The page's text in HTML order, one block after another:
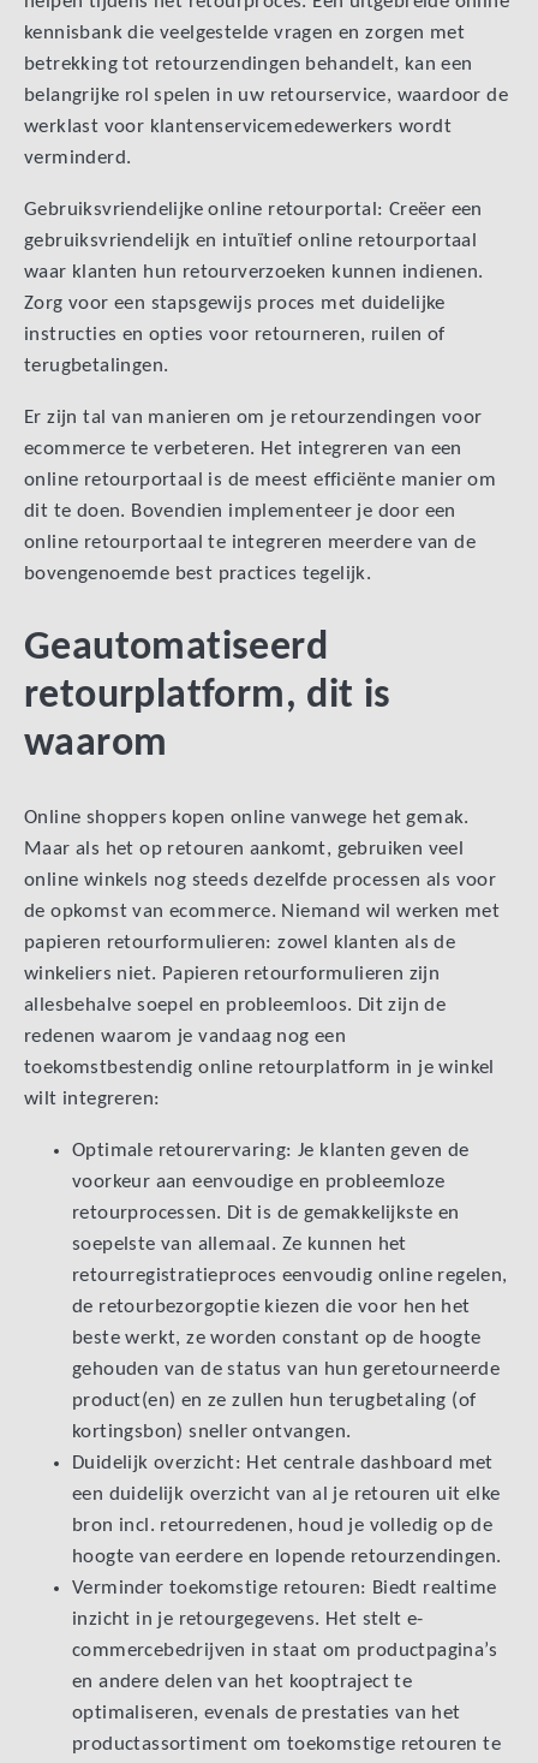
kennisbank die veelgestelde vragen en zorgen met
betrekking tot retourzendingen behandelt, kan een
belangrijke rol spelen in uw retourservice, waardoor de
werklast voor klantenservicemedewerkers wordt
verminderd.
Gebruiksvriendelijke online retourportal: Creëer een
gebruiksvriendelijk en intuïtief online retourportaal
waar klanten hun retourverzoeken kunnen indienen.
Zorg voor een stapsgewijs proces met duidelijke
instructies en opties voor retourneren, ruilen of
terugbetalingen.
Er zijn tal van manieren om je retourzendingen voor
ecommerce te verbeteren. Het integreren van een
online retourportaal is de meest efficiënte manier om
dit te doen. Bovendien implementeer je door een
online retourportaal te integreren meerdere van de
bovengenoemde best practices tegelijk.
Geautomatiseerd
retourplatform, dit is
waarom
Online shoppers kopen online vanwege het gemak.
Maar als het op retouren aankomt, gebruiken veel
online winkels nog steeds dezelfde processen als voor
de opkomst van ecommerce. Niemand wil werken met
papieren retourformulieren: zowel klanten als de
winkeliers niet. Papieren retourformulieren zijn
allesbehalve soepel en probleemloos. Dit zijn de
redenen waarom je vandaag nog een
toekomstbestendig online retourplatform in je winkel
wilt integreren:
Optimale retourervaring: Je klanten geven de
voorkeur aan eenvoudige en probleemloze
retourprocessen. Dit is de gemakkelijkste en
soepelste van allemaal. Ze kunnen het
retourregistratieproces eenvoudig online regelen,
de retourbezorgoptie kiezen die voor hen het
beste werkt, ze worden constant op de hoogte
gehouden van de status van hun geretourneerde
product(en) en ze zullen hun terugbetaling (of
kortingsbon) sneller ontvangen.
Duidelijk overzicht: Het centrale dashboard met
een duidelijk overzicht van al je retouren uit elke
bron incl. retourredenen, houd je volledig op de
hoogte van eerdere en lopende retourzendingen.
Verminder toekomstige retouren: Biedt realtime
inzicht in je retourgegevens. Het stelt e-
commercebedrijven in staat om productpagina’s
en andere delen van het kooptraject te
optimaliseren, evenals de prestaties van het
productassortiment om toekomstige retouren te